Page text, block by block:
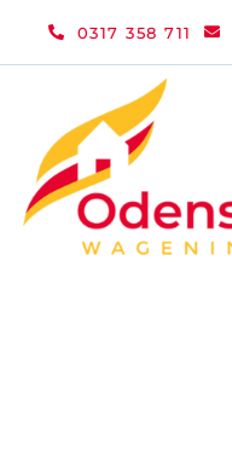
0317 358 711